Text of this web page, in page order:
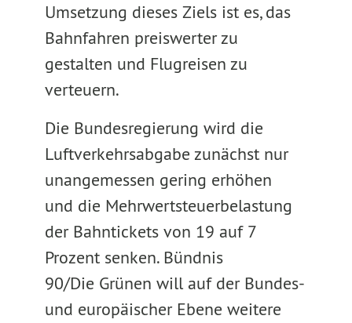
Umsetzung dieses Ziels ist es, das
Bahnfahren preiswerter zu
gestalten und Flugreisen zu
verteuern.
Die Bundesregierung wird die
Luftverkehrsabgabe zunächst nur
unangemessen gering erhöhen
und die Mehrwertsteuerbelastung
der Bahntickets von 19 auf 7
Prozent senken. Bündnis
90/Die Grünen will auf der Bundes-
und europäischer Ebene weitere